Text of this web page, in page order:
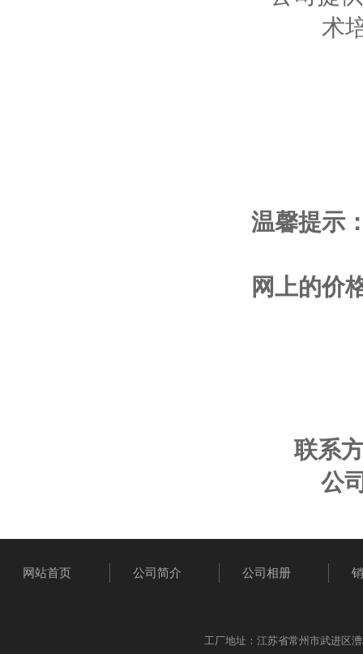
术
温馨提示
网上的价
联系
公
网站首页 公司简介 公司相册
工厂地址：江苏省常州市武进区